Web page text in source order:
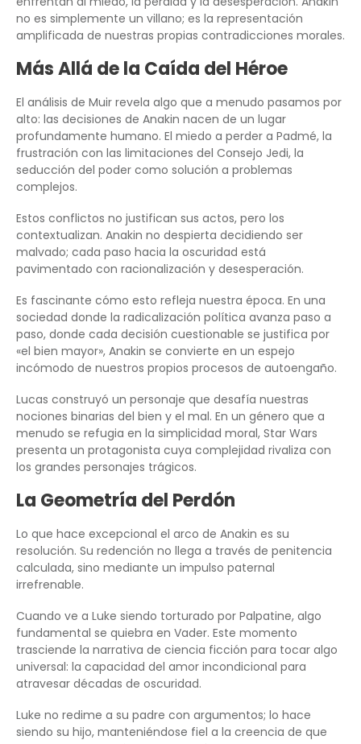
no es simplemente un villano; es la representación
amplificada de nuestras propias contradicciones morales.
Más Allá de la Caída del Héroe
El análisis de Muir revela algo que a menudo pasamos por
alto: las decisiones de Anakin nacen de un lugar
profundamente humano. El miedo a perder a Padmé, la
frustración con las limitaciones del Consejo Jedi, la
seducción del poder como solución a problemas
complejos.
Estos conflictos no justifican sus actos, pero los
contextualizan. Anakin no despierta decidiendo ser
malvado; cada paso hacia la oscuridad está
pavimentado con racionalización y desesperación.
Es fascinante cómo esto refleja nuestra época. En una
sociedad donde la radicalización política avanza paso a
paso, donde cada decisión cuestionable se justifica por
«el bien mayor», Anakin se convierte en un espejo
incómodo de nuestros propios procesos de autoengaño.
Lucas construyó un personaje que desafía nuestras
nociones binarias del bien y el mal. En un género que a
menudo se refugia en la simplicidad moral, Star Wars
presenta un protagonista cuya complejidad rivaliza con
los grandes personajes trágicos.
La Geometría del Perdón
Lo que hace excepcional el arco de Anakin es su
resolución. Su redención no llega a través de penitencia
calculada, sino mediante un impulso paternal
irrefrenable.
Cuando ve a Luke siendo torturado por Palpatine, algo
fundamental se quiebra en Vader. Este momento
trasciende la narrativa de ciencia ficción para tocar algo
universal: la capacidad del amor incondicional para
atravesar décadas de oscuridad.
Luke no redime a su padre con argumentos; lo hace
siendo su hijo, manteniéndose fiel a la creencia de que